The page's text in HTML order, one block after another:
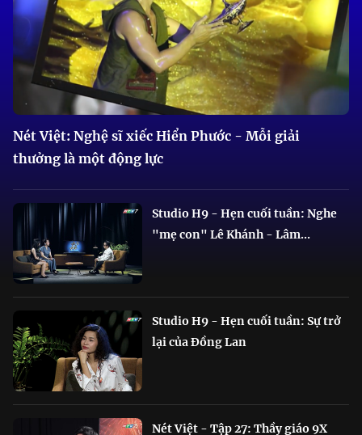
Nét Việt: Nghệ sĩ xiếc Hiển Phước - Mỗi giải
thưởng là một động lực
Studio H9 - Hẹn cuối tuần: Nghe
"mẹ con" Lê Khánh - Lâm...
Studio H9 - Hẹn cuối tuần: Sự trở
lại của Đồng Lan
Nét Việt - Tập 27: Thầy giáo 9X